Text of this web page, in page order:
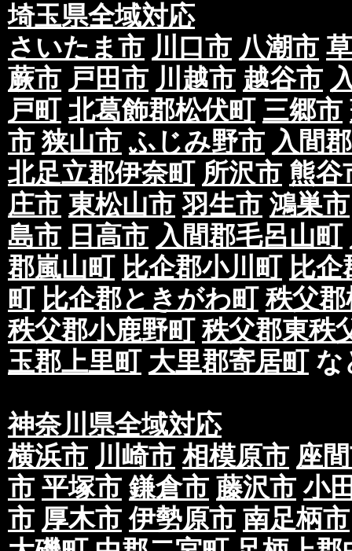
埼玉県全域対応
さいたま市 川口市 八潮市
蕨市 戸田市 川越市 越谷市
戸町 北葛飾郡松伏町 三郷市
市 狭山市 ふじみ野市 入間
北足立郡伊奈町 所沢市 熊谷
庄市 東松山市 羽生市 鴻巣市
島市 日高市 入間郡毛呂山町
郡嵐山町 比企郡小川町 比
町 比企郡ときがわ町 秩父
秩父郡小鹿野町 秩父郡東秩
玉郡上里町 大里郡寄居町な
神奈川県全域対応
横浜市 川崎市 相模原市 座
市 平塚市 鎌倉市 藤沢市 小
市 厚木市 伊勢原市 南足柄市